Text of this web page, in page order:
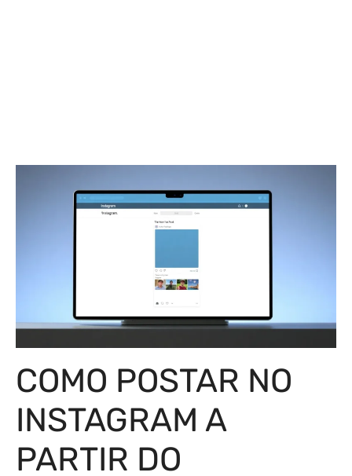
COMO POSTAR NO
INSTAGRAM A
PARTIR DO